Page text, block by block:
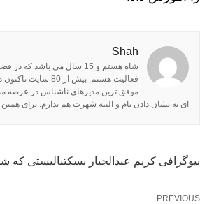
Shah
شاه هستم و 15 سال می باشد
فعالیت هستم. بیش از 80
موفق ترین مدیرهای ناشناس در عرصه
ای به نشان دادن نام و البته شهرت هم ندارم. برای
بیوگرافی کریم عبدالجبار بسکتبالیستی که
PREVIOUS